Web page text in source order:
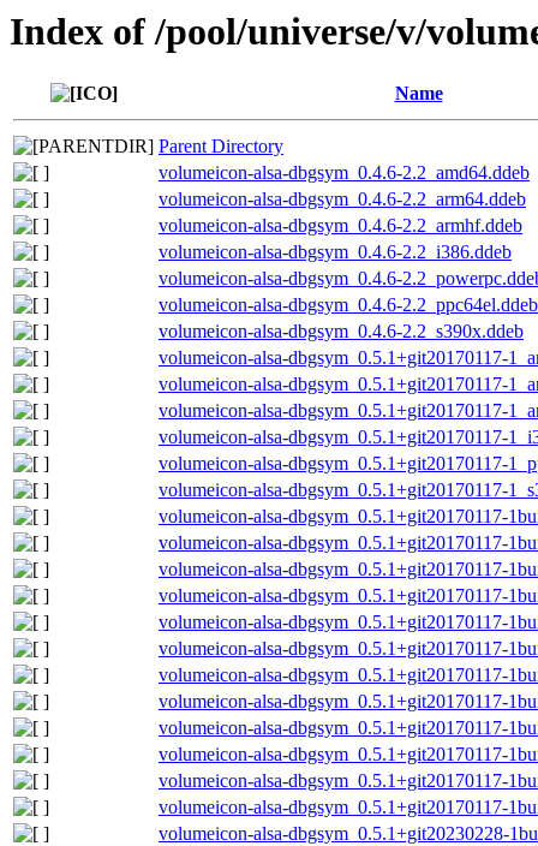
Index of /pool/universe/v/
Name
Parent Directory
volumeicon-alsa-dbgsym_0.4.6-2.2_amd64.ddeb
volumeicon-alsa-dbgsym_0.4.6-2.2_arm64.ddeb
volumeicon-alsa-dbgsym_0.4.6-2.2_armhf.ddeb
volumeicon-alsa-dbgsym_0.4.6-2.2_i386.ddeb
volumeicon-alsa-dbgsym_0.4.6-
volumeicon-alsa-dbgsym_0.4.6-2.2_ppc64el.ddeb
volumeicon-alsa-dbgsym_0.4.6-2.2_s390x.ddeb
volumeicon-alsa-dbgsym_0.5.1+git20170117-
volumeicon-alsa-dbgsym_0.5.1+git20170117-
volumeicon-alsa-dbgsym_0.5.1+git20170117-
volumeicon-alsa-dbgsym_0.5.1+git20170117-
volumeicon-alsa-dbgsym_0.5.1+git20170117-
volumeicon-alsa-dbgsym_0.5.1+git20170117-
volumeicon-alsa-dbgsym_0.5.1+git20170117-
volumeicon-alsa-dbgsym_0.5.1+git20170117-
volumeicon-alsa-dbgsym_0.5.1+git20170117-
volumeicon-alsa-dbgsym_0.5.1+git20170117-
volumeicon-alsa-dbgsym_0.5.1+git20170117-
volumeicon-alsa-dbgsym_0.5.1+git20170117-
volumeicon-alsa-dbgsym_0.5.1+git20170117-
volumeicon-alsa-dbgsym_0.5.1+git20170117-
volumeicon-alsa-dbgsym_0.5.1+git20170117-
volumeicon-alsa-dbgsym_0.5.1+git20170117-
volumeicon-alsa-dbgsym_0.5.1+git20170117-
volumeicon-alsa-dbgsym_0.5.1+git20170117-
volumeicon-alsa-dbgsym_0.5.1+git20230228-